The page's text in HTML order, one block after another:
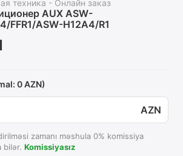
техника - Онлайн заказ
AUX ASW-
FFR1/ASW-H12A4/R1
0 AZN)
AZN
zamanı məshula 0% komissiya
bilər. Komissiyasız